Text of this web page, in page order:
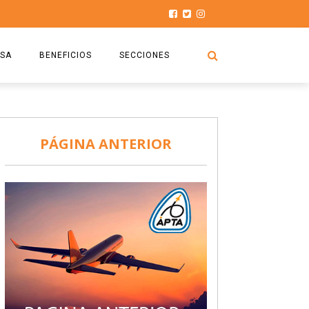
BENEFICIOS
COMISIÓN
SECCIONES
SEGURIDAD AÉREA
TURISMO Y RECREACIÓN
VIDEOS
PÁGINA ANTERIOR